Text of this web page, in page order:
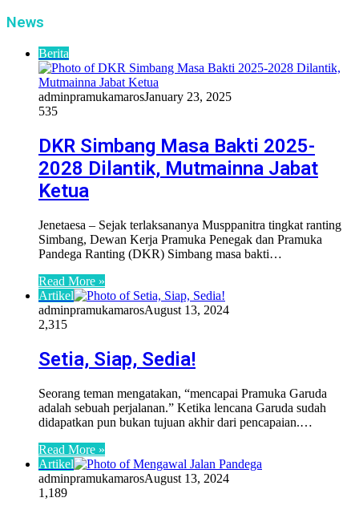
News
Berita
adminpramukamarosJanuary 23, 2025
535
DKR Simbang Masa Bakti 2025-
2028 Dilantik, Mutmainna Jabat
Ketua
Jenetaesa – Sejak terlaksananya Musppanitra tingkat ranting
Simbang, Dewan Kerja Pramuka Penegak dan Pramuka
Pandega Ranting (DKR) Simbang masa bakti…
Read More »
Artikel
adminpramukamarosAugust 13, 2024
2,315
Setia, Siap, Sedia!
Seorang teman mengatakan, “mencapai Pramuka Garuda
adalah sebuah perjalanan.” Ketika lencana Garuda sudah
didapatkan pun bukan tujuan akhir dari pencapaian.…
Read More »
Artikel
adminpramukamarosAugust 13, 2024
1,189